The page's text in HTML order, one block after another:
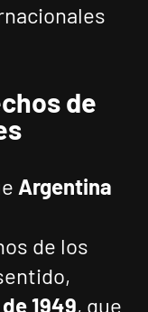
de
Argentina
de los
1949, que